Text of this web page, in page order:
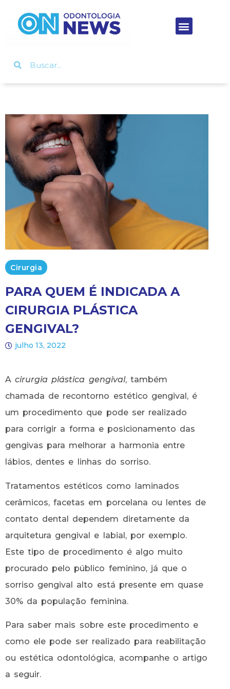
Cirurgia
PARA QUEM É INDICADA A
CIRURGIA PLÁSTICA
GENGIVAL?
julho 13, 2022
Acirurgia plástica gengival, também
chamada de recontorno estético gengival, é
um procedimento que pode ser realizado
para corrigir a forma e posicionamento das
gengivas para melhorar a harmonia entre
lábios, dentes e linhas do sorriso.
Tratamentos estéticos como laminados
cerâmicos, facetas em porcelana ou lentes de
contato dental dependem diretamente da
arquitetura gengival e labial, por exemplo.
Este tipo de procedimento é algo muito
procurado pelo público feminino, já que o
sorriso gengival alto está presente em quase
30% da população feminina.
Para saber mais sobre este procedimento e
como ele pode ser realizado para reabilitação
ou estética odontológica, acompanhe o artigo
a seguir.